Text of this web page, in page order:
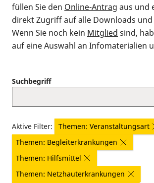
füllen Sie den Online-Antrag aus und
direkt Zugriff auf alle Downloads
Wenn Sie noch kein Mitglied sind,
auf eine Auswahl an Infomaterialien
Suchbegriff
Aktive Filter:
Themen: Veranstaltungsart
Themen: Begleiterkrankungen
Themen: Hilfsmittel
Themen: Netzhauterkrankungen